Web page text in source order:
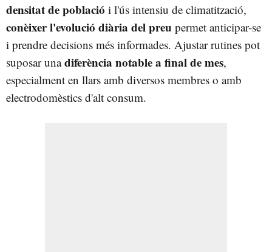
densitat de població i l'ús intensiu de climatització,
conèixer l'evolució diària del preu permet anticipar-se
i prendre decisions més informades. Ajustar rutines pot
suposar unadiferència notable a final de mes,
especialment en llars amb diversos membres o amb
electrodomèstics d'alt consum.